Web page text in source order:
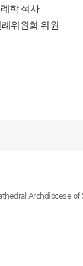
학 석사
위원회 위원
Archdiocese of